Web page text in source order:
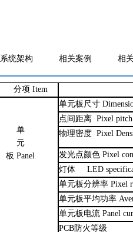
系统架构 相关案例 相
分项 Item
单
元
板 Panel
单元板尺寸
点间距离 Pixel pitch
物理密度 Pixel
发光点颜色 Pixel
灯体
LED
单元板分辨率 Pixel
单元板平均功率
单元板电流 Panel
PCB防火等级